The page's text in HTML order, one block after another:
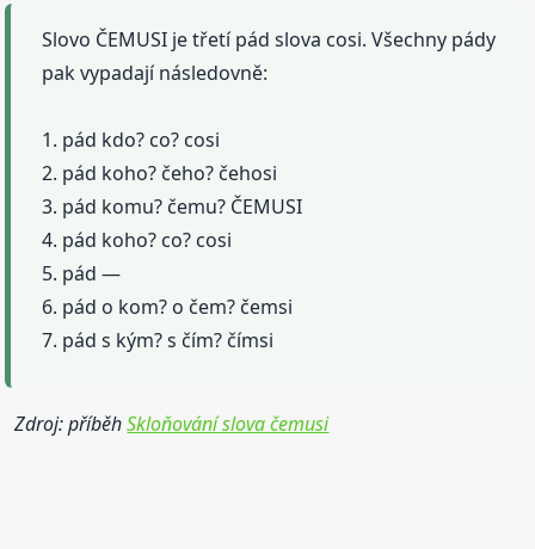
Slovo ČEMUSI je třetí pád slova cosi. Všechny pády
pak vypadají následovně:
1. pád kdo? co? cosi
2. pád koho? čeho? čehosi
3. pád komu? čemu? ČEMUSI
4. pád koho? co? cosi
5. pád —
6. pád o kom? o čem? čemsi
7. pád s kým? s čím? čímsi
Zdroj: příběhSkloňování slova čemusi